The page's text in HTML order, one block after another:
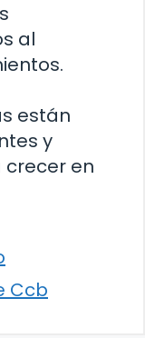
al
están
y
crecer en
Ccb